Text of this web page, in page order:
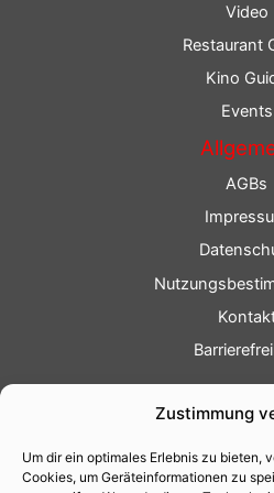
Zustimmung
Um dir ein optimales Erlebnis zu bieten,
Cookies, um Geräteinformationen zu
Video
Restaurant
Kino
Events
AGBs